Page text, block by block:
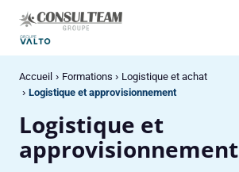
Accueil Formations
Logistique et achat
Logistique et approvisionnement
Logistique et
approvisionnement
Panneau de gestion des cookies